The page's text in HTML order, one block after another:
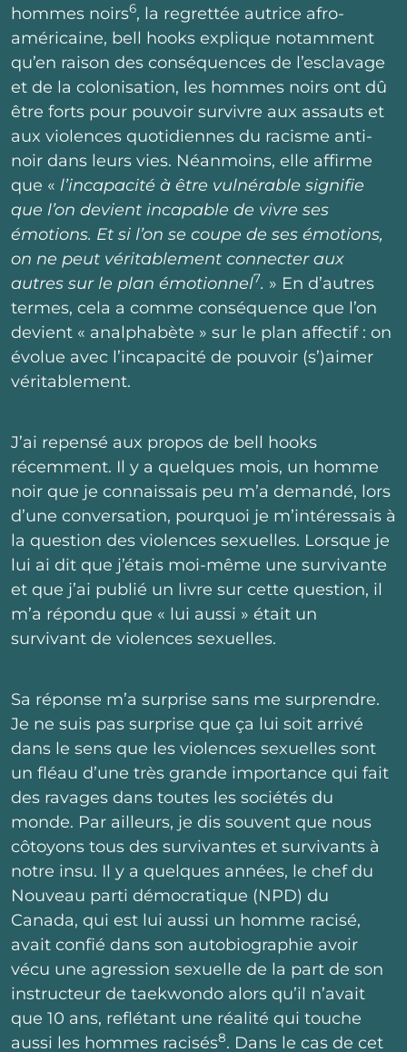
hommes noirs6, la regrettée autrice afro-
américaine, bell hooks explique notamment
qu’en raison des conséquences de l’esclavage
et de la colonisation, les hommes noirs ont dû
être forts pour pouvoir survivre aux assauts et
aux violences quotidiennes du racisme anti-
noir dans leurs vies. Néanmoins, elle affirme
que « l’incapacité à être vulnérable signifie
que l’on devient incapable de vivre ses
émotions. Et si l’on se coupe de ses émotions,
on ne peut véritablement connecter aux
autres sur le plan émotionnel7. » En d’autres
termes, cela a comme conséquence que l’on
devient « analphabète » sur le plan affectif : on
évolue avec l’incapacité de pouvoir (s’)aimer
véritablement.
J’ai repensé aux propos de bell hooks
récemment. Il y a quelques mois, un homme
noir que je connaissais peu m’a demandé, lors
d’une conversation, pourquoi je m’intéressais à
la question des violences sexuelles. Lorsque je
lui ai dit que j’étais moi-même une survivante
et que j’ai publié un livre sur cette question, il
m’a répondu que « lui aussi » était un
survivant de violences sexuelles.
Sa réponse m’a surprise sans me surprendre.
Je ne suis pas surprise que ça lui soit arrivé
dans le sens que les violences sexuelles sont
un fléau d’une très grande importance qui fait
des ravages dans toutes les sociétés du
monde. Par ailleurs, je dis souvent que nous
côtoyons tous des survivantes et survivants à
notre insu. Il y a quelques années, le chef du
Nouveau parti démocratique (NPD) du
Canada, qui est lui aussi un homme racisé,
avait confié dans son autobiographie avoir
vécu une agression sexuelle de la part de son
instructeur de taekwondo alors qu’il n’avait
que 10 ans, reflétant une réalité qui touche
aussi les hommes racisés8. Dans le cas de cet